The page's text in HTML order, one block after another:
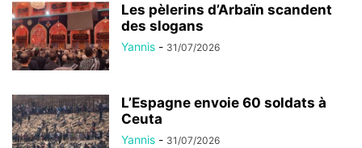
Les pèlerins d’Arbaïn scandent
des slogans
Yannis - 31/07/2026
L’Espagne envoie 60 soldats à
Ceuta
Yannis - 31/07/2026